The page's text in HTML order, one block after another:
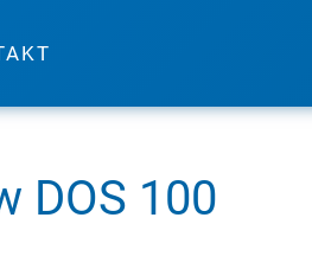
DOS 100